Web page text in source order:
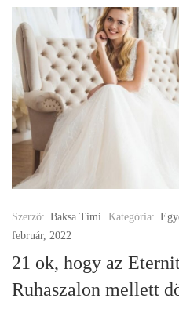
Szerző: Baksa Timi Kategória:
február, 2022
21 ok, hogy az
Ruhaszalon mellett